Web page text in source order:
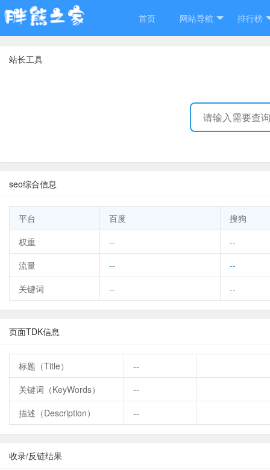
首页 网站导航 排行榜
站长工具
seo综合信息
平台 百度
搜狗
权重
--
--
流量
--
--
关键词
-- --
页面TDK信息
标题（Title）
--
关键词（KeyWords）
--
描述（Description）
--
收录/反链结果